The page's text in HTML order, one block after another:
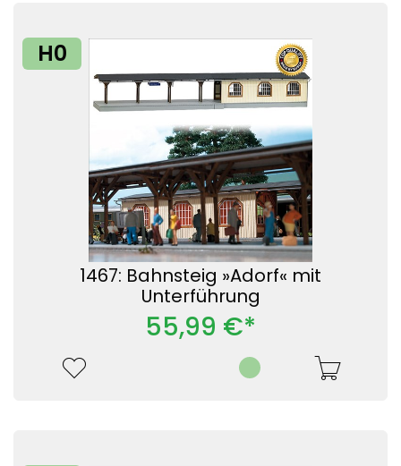
H0
1467: Bahnsteig »Adorf« mit
Unterführung
55,99 €*